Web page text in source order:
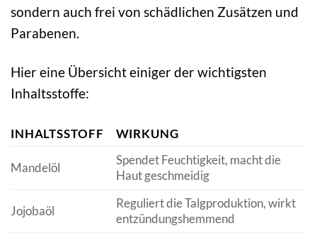
sondern auch frei von schädlichen Zusätzen und
Parabenen.
Hier eine Übersicht einiger der wichtigsten
Inhaltsstoffe:
INHALTSSTOFF WIRKUNG
Mandelöl
Spendet Feuchtigkeit, macht die
Haut geschmeidig
Jojobaöl
Reguliert die Talgproduktion, wirkt
entzündungshemmend